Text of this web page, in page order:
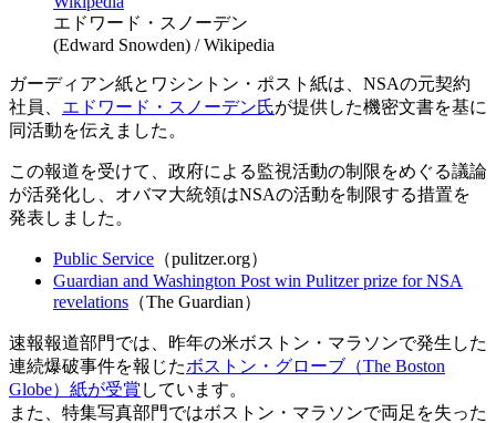
エドワード・スノーデン
(Edward Snowden) / Wikipedia
ガーディアン紙とワシントン・ポスト紙は、NSAの元契約
社員、 エドワード・スノーデン氏が提供した機密文書を基に
同活動を伝えました。
この報道を受けて、政府による監視活動の制限をめぐる議論
が活発化し、オバマ大統領はNSAの活動を制限する措置を
発表しました。
Public Service （pulitzer.org）
Guardian and Washington Post win Pulitzer prize for NSA
revelations （The Guardian）
速報報道部門では、昨年の米ボストン・マラソンで発生した
連続爆破事件を報じたボストン・グローブ（The Boston
Globe）紙が受賞 しています。
また、特集写真部門ではボストン・マラソンで両足を失った